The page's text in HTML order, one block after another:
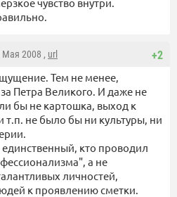
+2
Мая 2008 , url
Тем не менее,
Петра Великого. И даже не
бы не картошка, выход к
т.п. не было бы ни культуры, ни
кто проводил
а не
личностей,
к проявлению сметки.